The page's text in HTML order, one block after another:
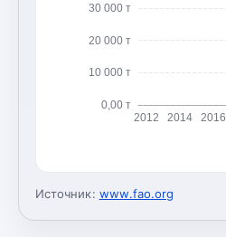
0,00 т
10 000 т
20 000 т
30 000 т
2012 2014 2016
Источник: www.fao.org